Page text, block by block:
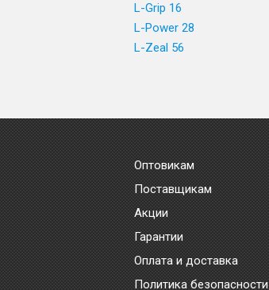
L-Grip 16
L-Power 28
L-Zeal 56
Оптовикам
Поставщикам
Акции
Гарантии
Оплата и доставка
Политика безопасности